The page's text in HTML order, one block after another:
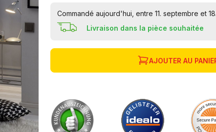
Commandé aujourd'hui, entre 11. septembre et
Livraison dans la pièce souhaitée
AJOUTER AU